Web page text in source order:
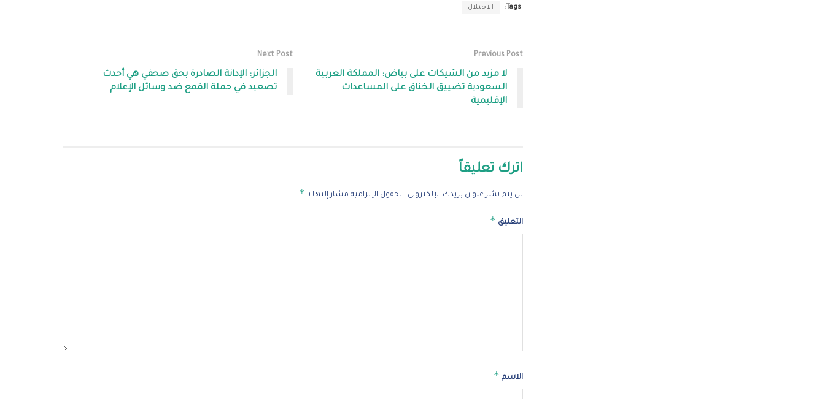
Tags: الاحتلال
Previous Post
لا مزيد من الشيكات على بياض: المملكة العربية
السعودية تضييق الخناق على المساعدات
الإقليمية
Next Post
الجزائر: الإدانة الصادرة بحق صحفي هي أحدث
تصعيد في حملة القمع ضد وسائل الإعلام
اترك تعليقاً
لن يتم نشر عنوان بريدك الإلكتروني. الحقول الإلزامية مشار إليها بـ *
التعليق *
الاسم *